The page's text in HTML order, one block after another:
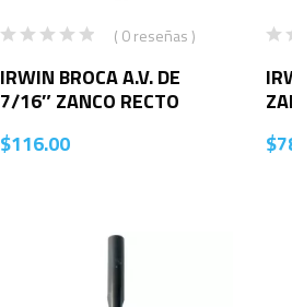
( 0 reseñas )
IRWIN BROCA A.V. DE
7/16″ ZANCO RECTO
$116.00
$